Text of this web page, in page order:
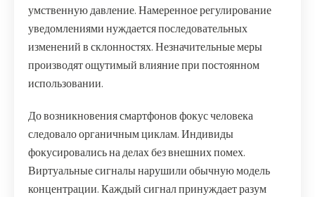
умственную давление. Намеренное регулирование
уведомлениями нуждается последовательных
изменений в склонностях. Незначительные меры
производят ощутимый влияние при постоянном
использовании.
До возникновения смартфонов фокус человека
следовало органичным циклам. Индивиды
фокусировались на делах без внешних помех.
Виртуальные сигналы нарушили обычную модель
концентрации. Каждый сигнал принуждает разум